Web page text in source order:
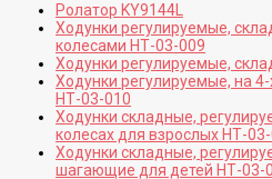
Ролатор KY9144L
Ходунки регулируемые,
колесами НТ-03-009
Ходунки регулируемые,
Ходунки регулируемые, на 4-
НТ-03-010
Ходунки складные,
колесах для взрослых НТ-
Ходунки складные,
шагающие для детей НТ-03-